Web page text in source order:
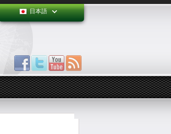
日本語